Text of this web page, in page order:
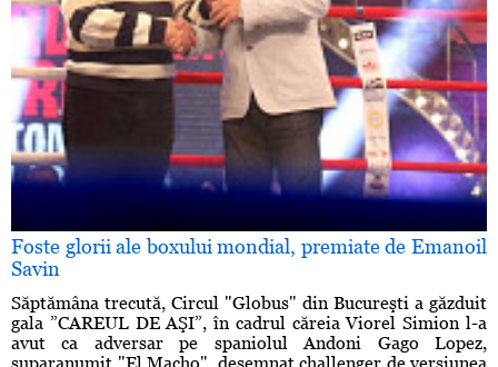
Foste glorii ale boxului mondial, premiate de Emanoil
Savin
Săptămâna trecută, Circul "Globus" din Bucureşti a găzduit
gala ”CAREUL DE AŞI”, în cadrul căreia Viorel Simion l-a
avut ca adversar pe spaniolul Andoni Gago Lopez,